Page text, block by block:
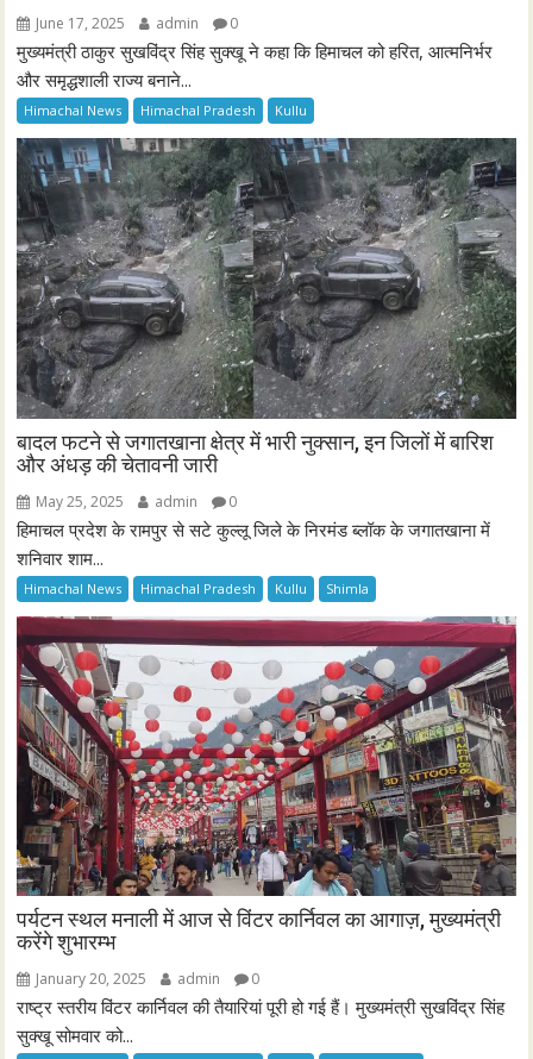
June 17, 2025 admin 0
मुख्यमंत्री ठाकुर सुखविंद्र सिंह सुक्खू ने कहा कि हिमाचल को हरित, आत्मनिर्भर
और समृद्धशाली राज्य बनाने...
Himachal News Himachal Pradesh Kullu
बादल फटने से जगातखाना क्षेत्र में भारी नुक्सान, इन जिलों में बारिश
और अंधड़ की चेतावनी जारी
May 25, 2025 admin 0
हिमाचल प्रदेश के रामपुर से सटे कुल्लू जिले के निरमंड ब्लॉक के जगातखाना में
शनिवार शाम...
Himachal News Himachal Pradesh Kullu Shimla
पर्यटन स्थल मनाली में आज से विंटर कार्निवल का आगाज़, मुख्यमंत्री
करेंगे शुभारम्भ
January 20, 2025 admin 0
राष्ट्र स्तरीय विंटर कार्निवल की तैयारियां पूरी हो गई हैं। मुख्यमंत्री सुखविंद्र सिंह
सुक्खू सोमवार को...